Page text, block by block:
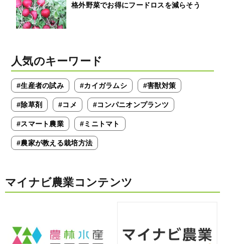
格外野菜でお得にフードロスを減らそう
人気のキーワード
#生産者の試み #カイガラムシ #害獣対策
#除草剤 #コメ #コンパニオンプランツ
#スマート農業 #ミニトマト
#農家が教える栽培方法
マイナビ農業コンテンツ